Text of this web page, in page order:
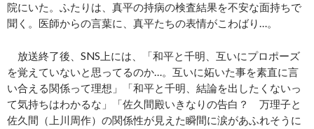
院にいた。ふたりは、真平の持病の検査結果を不安な面持ちで
聞く。医師からの言葉に、真平たちの表情がこわばり…。
放送終了後、SNS上には、「和平と千明、互いにプロポーズ
を覚えていないと思ってるのか…。互いに妬いた事を素直に言
い合える関係って理想」「和平と千明、結論を出したくないっ
て気持ちはわかるな」「佐久間殿いきなりの告白？ 万理子と
佐久間（上川周作）の関係性が見えた瞬間に涙があふれそうに